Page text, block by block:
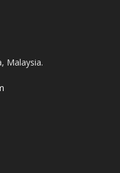
Malaysia.